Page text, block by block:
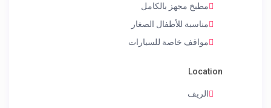
مطبخ مجهز بالكامل
مناسبة للأطفال الصغار
مواقف خاصة للسيارات
Location
الريف